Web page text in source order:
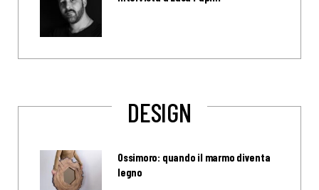
DESIGN
Ossimoro: quando il marmo diventa
legno